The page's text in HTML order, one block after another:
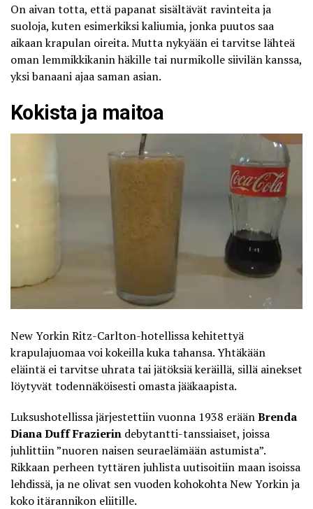
On aivan totta, että papanat sisältävät ravinteita ja
suoloja, kuten esimerkiksi kaliumia, jonka puutos saa
aikaan krapulan oireita. Mutta nykyään ei tarvitse lähteä
oman lemmikkikanin häkille tai nurmikolle siivilän kanssa,
yksi banaani ajaa saman asian.
Kokista ja maitoa
New Yorkin Ritz-Carlton-hotellissa kehitettyä
krapulajuomaa voi kokeilla kuka tahansa. Yhtäkään
eläintä ei tarvitse uhrata tai jätöksiä keräillä, sillä ainekset
löytyvät todennäköisesti omasta jääkaapista.
Luksushotellissa järjestettiin vuonna 1938 eräänBrenda
Diana Duff Frazierin debytantti-tanssiaiset, joissa
juhlittiin ”nuoren naisen seuraelämään astumista”.
Rikkaan perheen tyttären juhlista uutisoitiin maan isoissa
lehdissä, ja ne olivat sen vuoden kohokohta New Yorkin ja
koko itärannikon eliitille.